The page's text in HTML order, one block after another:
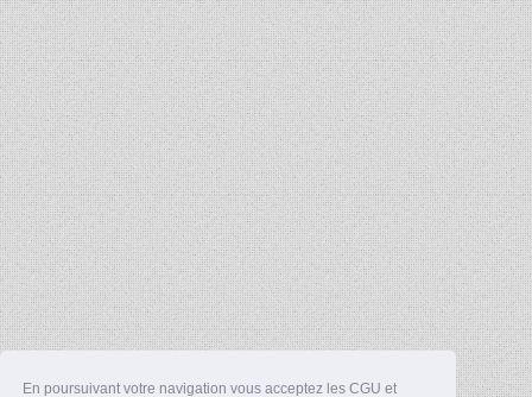
En poursuivant votre navigation vous acceptez les CGU et